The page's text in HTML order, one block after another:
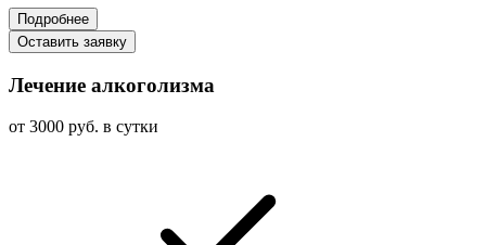
Подробнее
Оставить заявку
Лечение алкоголизма
от 3000 руб. в сутки